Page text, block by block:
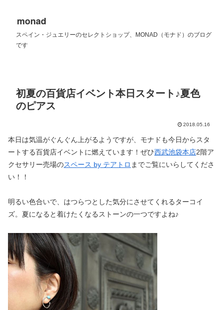
monad
スペイン・ジュエリーのセレクトショップ、MONAD（モナド）のブログ
です
初夏の百貨店イベント本日スタート♪夏色
のピアス
2018.05.16
本日は気温がぐんぐん上がるようですが、モナドも今日からスタ
ートする百貨店イベントに燃えています！ぜひ西武池袋本店2階ア
クセサリー売場のスペース by テアトロ までご覧にいらしてくださ
い！！
明るい色合いで、はつらつとした気分にさせてくれるターコイ
ズ。夏になると着けたくなるストーンの一つですよね♪